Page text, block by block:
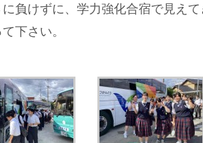
負けずに、学力強化合宿で見え
下さい。